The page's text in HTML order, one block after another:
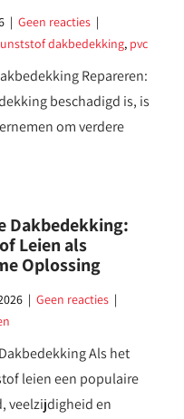
|Geen reacties |
dakbedekking, pvc
Repareren:
beschadigd is, is
om verdere
Dakbedekking:
Leien als
Oplossing
|Geen reacties |
Als het
leien een populaire
veelzijdigheid en